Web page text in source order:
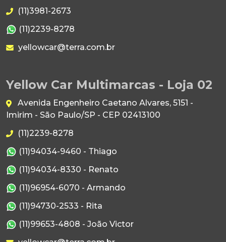
(11)3981-2673
(11)2239-8278
yellowcar@terra.com.br
Yellow Car Multimarcas - Loja 02
Avenida Engenheiro Caetano Alvares, 5151 -
Imirim - São Paulo/SP - CEP 02413100
(11)2239-8278
(11)94034-9460 - Thiago
(11)94034-8330 - Renato
(11)96954-6070 - Armando
(11)94730-2533 - Rita
(11)99653-4808 - João Victor